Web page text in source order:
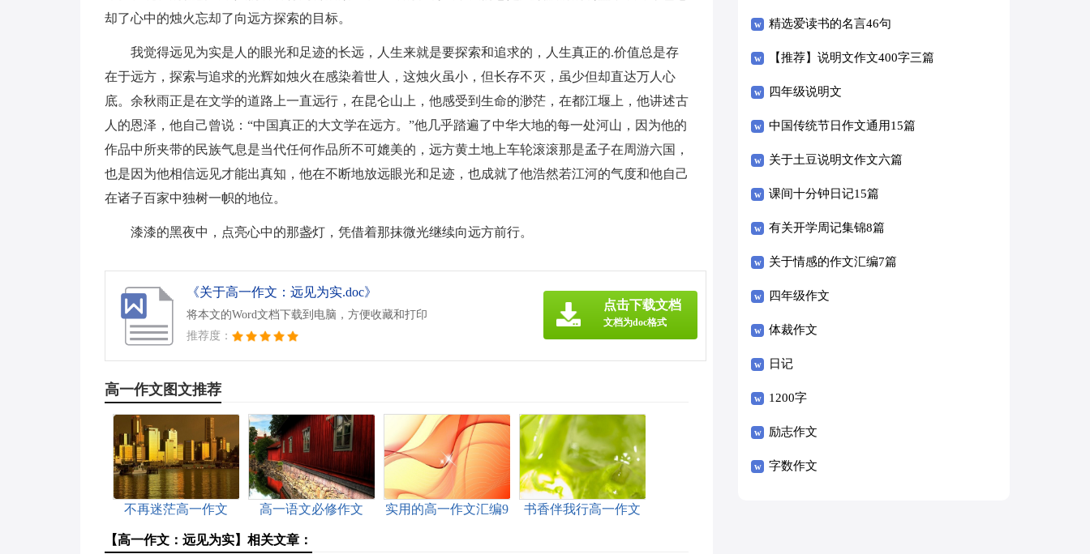
却了心中的烛火忘却了向远方探索的目标。
我觉得远见为实是人的眼光和足迹的长远，人生来就是要探索和追求的，人生真正的.价值总是存
在于远方，探索与追求的光辉如烛火在感染着世人，这烛火虽小，但长存不灭，虽少但却直达万人心
底。余秋雨正是在文学的道路上一直远行，在昆仑山上，他感受到生命的渺茫，在都江堰上，他讲述古
人的恩泽，他自己曾说：“中国真正的大文学在远方。”他几乎踏遍了中华大地的每一处河山，因为他的
作品中所夹带的民族气息是当代任何作品所不可媲美的，远方黄土地上车轮滚滚那是孟子在周游六国，
也是因为他相信远见才能出真知，他在不断地放远眼光和足迹，也成就了他浩然若江河的气度和他自己
在诸子百家中独树一帜的地位。
漆漆的黑夜中，点亮心中的那盏灯，凭借着那抹微光继续向远方前行。
《关于高一作文：远见为实.doc》
将本文的Word文档下载到电脑，方便收藏和打印
推荐度：
点击下载文档
文档为doc格式
高一作文图文推荐
不再迷茫高一作文 高一语文必修作文
实用的高一作文汇编9
书香伴我行高一作文
【高一作文：远见为实】相关文章：
精选爱读书的名言46句
【推荐】说明文作文400字三篇
四年级说明文
中国传统节日作文通用15篇
关于土豆说明文作文六篇
课间十分钟日记15篇
有关开学周记集锦8篇
关于情感的作文汇编7篇
四年级作文
体裁作文
日记
1200字
励志作文
字数作文